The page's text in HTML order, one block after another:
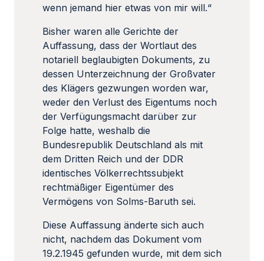
wenn jemand hier etwas von mir will.“
Bisher waren alle Gerichte der
Auffassung, dass der Wortlaut des
notariell beglaubigten Dokuments, zu
dessen Unterzeichnung der Großvater
des Klägers gezwungen worden war,
weder den Verlust des Eigentums noch
der Verfügungsmacht darüber zur
Folge hatte, weshalb die
Bundesrepublik Deutschland als mit
dem Dritten Reich und der DDR
identisches Völkerrechtssubjekt
rechtmäßiger Eigentümer des
Vermögens von Solms-Baruth sei.
Diese Auffassung änderte sich auch
nicht, nachdem das Dokument vom
19.2.1945 gefunden wurde, mit dem sich